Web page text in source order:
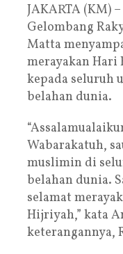
JAKARTA (KM)
Gelombang
Matta
merayakan Hari
kepada seluruh
belahan dunia.
Wabarakatuh,
muslimin di
belahan dunia.
selamat
Hijriyah,” kata
keterangannya,